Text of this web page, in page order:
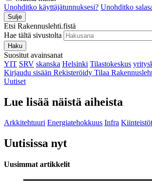
Unohditko käyttäjätunnuksesi? Unohditko
Sulje
Etsi Rakennuslehti.fistä
Hae tältä sivustolta
Haku
Suositut avainsanat
YIT SRV skanska Helsinki Tilastokeskus
Kirjaudu sisään Rekisteröidy Tilaa
Uutiset
Lue lisää näistä aiheista
Arkkitehtuuri Energiatehokkuus Infra Kiinteistöt
Uutisissa nyt
Uusimmat artikkelit